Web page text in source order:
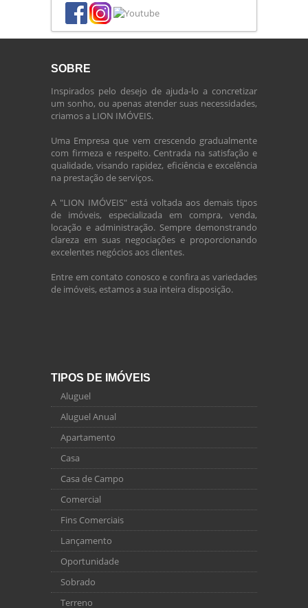
SOBRE
Inspirados pelo desejo de ajuda-lo a concretizar
um sonho, ou apenas atender suas necessidades,
criamos a LION IMÓVEIS.
Uma Empresa que vem crescendo gradualmente
com firmeza e respeito. Centrada na satisfação e
qualidade, visando rapidez, eficiência e excelência
na prestação de serviços.
A "LION IMÓVEIS" está voltada aos demais tipos
de imóveis, especializada em compra, venda,
locação e administração. Sempre demonstrando
clareza em suas negociações e proporcionando
excelentes negócios aos clientes.
Entre em contato conosco e confira as variedades
de imóveis, estamos a sua inteira disposição.
TIPOS DE IMÓVEIS
Aluguel
Aluguel Anual
Apartamento
Casa
Casa de Campo
Comercial
Fins Comerciais
Lançamento
Oportunidade
Sobrado
Terreno